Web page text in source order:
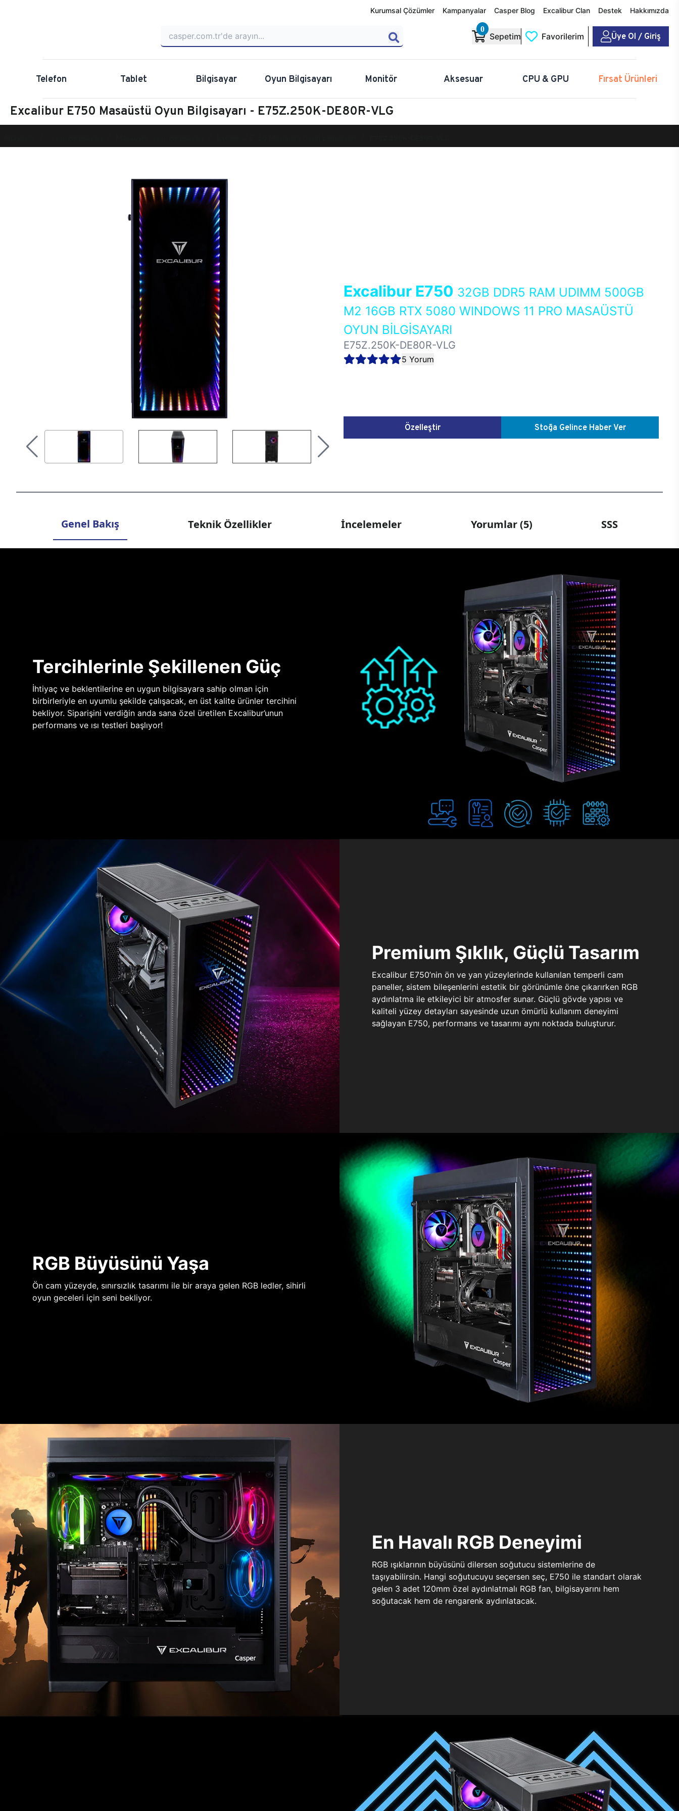
Kurumsal Çözümler Kampanyalar Casper Blog Excalibur Clan Destek Hakkımızda
0
Sepetim Favorilerim Üye Ol / Giriş
Telefon Tablet Bilgisayar Oyun Bilgisayarı Monitör Aksesuar CPU & GPU Fırsat Ürünleri
Excalibur E750 Masaüstü Oyun Bilgisayarı - E75Z.250K-DE80R-VLG
Excalibur E750 32GB DDR5 RAM UDIMM 500GB
M2 16GB RTX 5080 WINDOWS 11 PRO MASAÜSTÜ
OYUN BİLGİSAYARI
E75Z.250K-DE80R-VLG
5 Yorum
Özelleştir Stoğa Gelince Haber Ver
Genel Bakış Teknik Özellikler İncelemeler Yorumlar (5) SSS
Tercihlerinle Şekillenen Güç
İhtiyaç ve beklentilerine en uygun bilgisayara sahip olman için
birbirleriyle en uyumlu şekilde çalışacak, en üst kalite ürünler tercihini
bekliyor. Siparişini verdiğin anda sana özel üretilen Excalibur’unun
performans ve ısı testleri başlıyor!
Premium Şıklık, Güçlü Tasarım
Excalibur E750’nin ön ve yan yüzeylerinde kullanılan temperli cam
paneller, sistem bileşenlerini estetik bir görünümle öne çıkarırken RGB
aydınlatma ile etkileyici bir atmosfer sunar. Güçlü gövde yapısı ve
kaliteli yüzey detayları sayesinde uzun ömürlü kullanım deneyimi
sağlayan E750, performans ve tasarımı aynı noktada buluşturur.
RGB Büyüsünü Yaşa
Ön cam yüzeyde, sınırsızlık tasarımı ile bir araya gelen RGB ledler, sihirli
oyun geceleri için seni bekliyor.
En Havalı RGB Deneyimi
RGB ışıklarının büyüsünü dilersen soğutucu sistemlerine de
taşıyabilirsin. Hangi soğutucuyu seçersen seç, E750 ile standart olarak
gelen 3 adet 120mm özel aydınlatmalı RGB fan, bilgisayarını hem
soğutacak hem de rengarenk aydınlatacak.